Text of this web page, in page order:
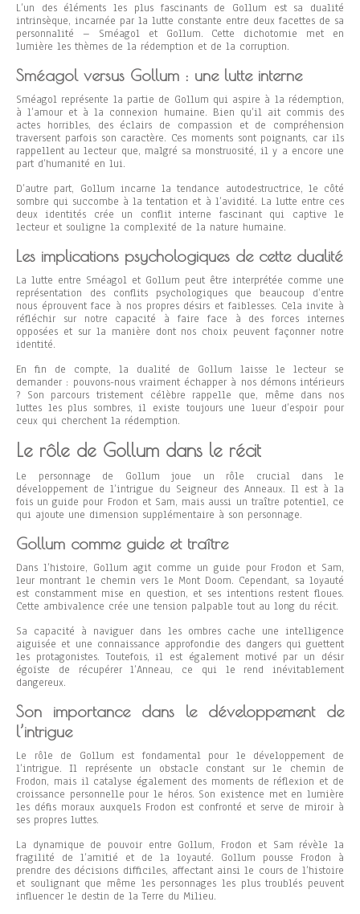
L’un des éléments les plus fascinants de Gollum est sa dualité
intrinsèque, incarnée par la lutte constante entre deux facettes de sa
personnalité – Sméagol et Gollum. Cette dichotomie met en
lumière les thèmes de la rédemption et de la corruption.
Sméagol versus Gollum : une lutte interne
Sméagol représente la partie de Gollum qui aspire à la rédemption,
à l’amour et à la connexion humaine. Bien qu’il ait commis des
actes horribles, des éclairs de compassion et de compréhension
traversent parfois son caractère. Ces moments sont poignants, car ils
rappellent au lecteur que, malgré sa monstruosité, il y a encore une
part d’humanité en lui.
D’autre part, Gollum incarne la tendance autodestructrice, le côté
sombre qui succombe à la tentation et à l’avidité. La lutte entre ces
deux identités crée un conflit interne fascinant qui captive le
lecteur et souligne la complexité de la nature humaine.
Les implications psychologiques de cette dualité
La lutte entre Sméagol et Gollum peut être interprétée comme une
représentation des conflits psychologiques que beaucoup d’entre
nous éprouvent face à nos propres désirs et faiblesses. Cela invite à
réfléchir sur notre capacité à faire face à des forces internes
opposées et sur la manière dont nos choix peuvent façonner notre
identité.
En fin de compte, la dualité de Gollum laisse le lecteur se
demander : pouvons-nous vraiment échapper à nos démons intérieurs
? Son parcours tristement célèbre rappelle que, même dans nos
luttes les plus sombres, il existe toujours une lueur d’espoir pour
ceux qui cherchent la rédemption.
Le rôle de Gollum dans le récit
Le personnage de Gollum joue un rôle crucial dans le
développement de l’intrigue du Seigneur des Anneaux. Il est à la
fois un guide pour Frodon et Sam, mais aussi un traître potentiel, ce
qui ajoute une dimension supplémentaire à son personnage.
Gollum comme guide et traître
Dans l’histoire, Gollum agit comme un guide pour Frodon et Sam,
leur montrant le chemin vers le Mont Doom. Cependant, sa loyauté
est constamment mise en question, et ses intentions restent floues.
Cette ambivalence crée une tension palpable tout au long du récit.
Sa capacité à naviguer dans les ombres cache une intelligence
aiguisée et une connaissance approfondie des dangers qui guettent
les protagonistes. Toutefois, il est également motivé par un désir
égoïste de récupérer l’Anneau, ce qui le rend inévitablement
dangereux.
Son importance dans le développement de
l’intrigue
Le rôle de Gollum est fondamental pour le développement de
l’intrigue. Il représente un obstacle constant sur le chemin de
Frodon, mais il catalyse également des moments de réflexion et de
croissance personnelle pour le héros. Son existence met en lumière
les défis moraux auxquels Frodon est confronté et serve de miroir à
ses propres luttes.
La dynamique de pouvoir entre Gollum, Frodon et Sam révèle la
fragilité de l’amitié et de la loyauté. Gollum pousse Frodon à
prendre des décisions difficiles, affectant ainsi le cours de l’histoire
et soulignant que même les personnages les plus troublés peuvent
influencer le destin de la Terre du Milieu.